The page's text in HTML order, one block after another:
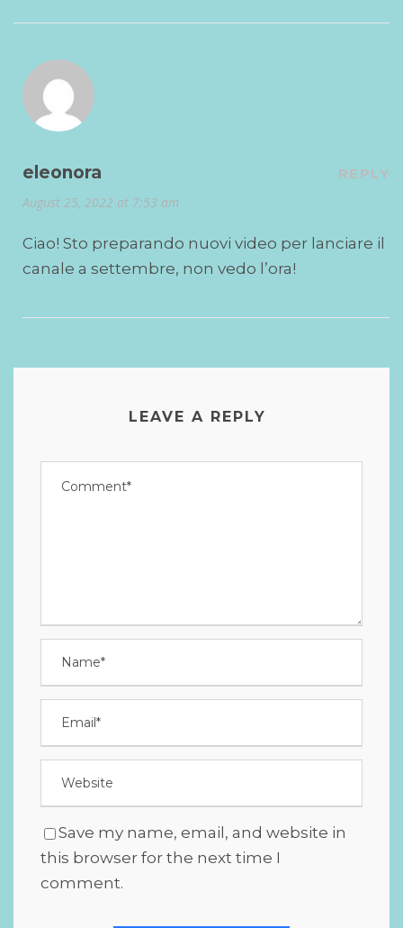
eleonora
August 25, 2022 at 7:53 am
REPLY
Ciao! Sto preparando nuovi video per lanciare il
canale a settembre, non vedo l’ora!
LEAVE A REPLY
Save my name, email, and website in
this browser for the next time I
comment.